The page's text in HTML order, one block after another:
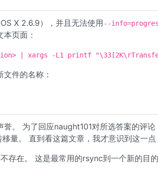
X 2.6.9），并且无法使用--
页面：
| xargs -L1 printf
件的名称：
。 为了回应naught101对所选答案的评
量。 直到看这篇文章，我才意识到这一点
存在。 这是最常用的rsync到一个新的目